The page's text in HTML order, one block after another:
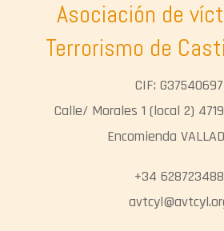
Asociación de
Terrorismo de
CIF: G37540697
Calle/ Morales 1 (local 2)
Encomienda
+34 628723488